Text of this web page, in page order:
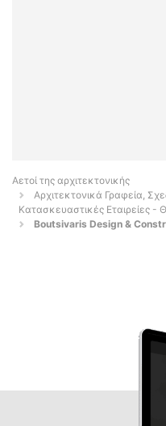
Αετοί της αρχιτεκτονικής
Αρχιτεκτονικά Γραφεία,
Κατασκευαστικές Εταιρείες -
Boutsivaris Design &